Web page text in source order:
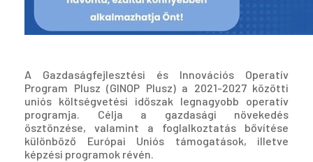
A Gazdaságfejlesztési és Innovációs Operatív
Program Plusz (GINOP Plusz) a 2021-2027 közötti
uniós költségvetési időszak legnagyobb operatív
programja. Célja a gazdasági növekedés
ösztönzése, valamint a foglalkoztatás bővítése
különböző Európai Uniós támogatások, illetve
képzési programok révén.